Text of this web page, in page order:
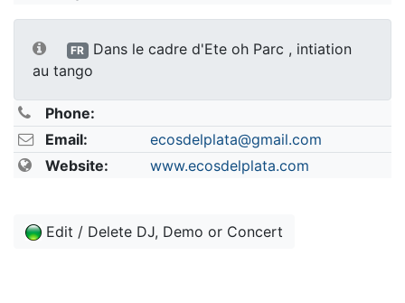
FR
Dans le cadre d'Ete oh Parc , intiation
au tango
Phone:
Email:
ecosdelplata@gmail.com
Website:
www.ecosdelplata.com
Edit / Delete DJ, Demo or Concert